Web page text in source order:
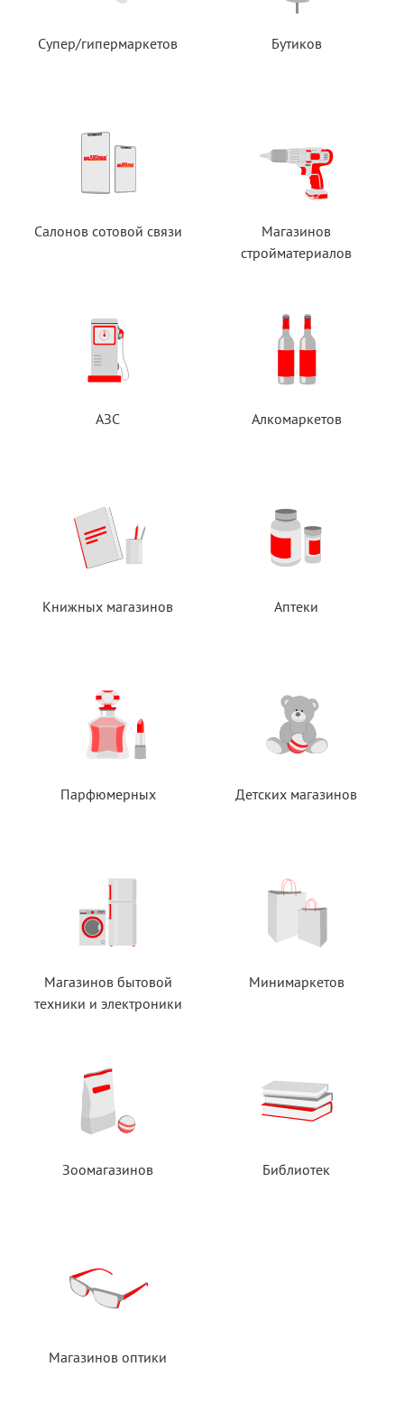
Супер/гипермаркетов Бутиков
Салонов сотовой связи
Магазинов
стройматериалов
АЗС Алкомаркетов
Книжных магазинов Аптеки
Парфюмерных Детских магазинов
Магазинов бытовой
техники и электроники
Минимаркетов
Зоомагазинов Библиотек
Магазинов оптики